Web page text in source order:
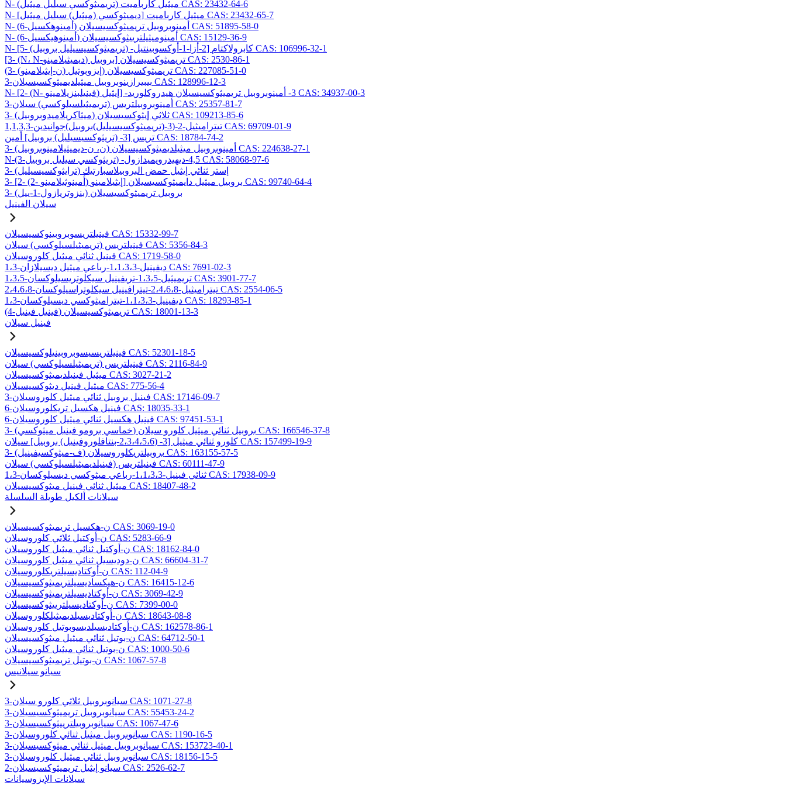
N- (تريميثوكسي سيليل ميثيل) ميثيل كارباميت CAS: 23432-64-6
N- [ديميثوكسي (ميثيل) سيليل ميثيل] ميثيل كارباميت CAS: 23432-65-7
N- (6-أمينوهكسيل) أمينوبروبيل تريميثوكسيسيلان CAS: 51895-58-0
N- (6-أمينوهيكسيل) أمينوميثيلترييثوكسيسيلان CAS: 15129-36-9
N- [5- (تريميثوكسيسيليل بروبيل) -2-أزا-1-أوكسوبينتيل] كابرولاكتام CAS: 106996-32-1
[3- (N، N-ديميثيلامينو) بروبيل] تريميثوكسيسيلان CAS: 2530-86-1
(3- (ن-إيثيلامينو) إيزوبوتيل) تريميثوكسيسيلان CAS: 227085-51-0
3-بيبيرازينوبروبيل ميثيلديميثوكسيسيلان CAS: 128996-12-3
N- [2- (N- فينيلبنزيلامينو) إيثيل] -3- أمينوبروبيل تريميثوكسيسيلان هيدروكلوريد CAS: 34937-00-3
3-أمينوبروبيلتريس (تريميثيلسيلوكسي) سيلان CAS: 25357-81-7
3- (ميثاكريلاميدوبروبيل) ثلاثي إيثوكسيسيلان CAS: 109213-85-6
1,1,3,3-تيتراميثيل-2-(3-(تريميثوكسيسيليل)بروبيل)جوانيدين CAS: 69709-01-9
تريس [3- (تريثوكسيسيليل) بروبيل] أمين CAS: 18784-74-2
3- (ن، ن-ديميثيلامينوبروبيل) أمينوبروبيل ميثيلديميثوكسيسيلان CAS: 224638-27-1
N-(3-تريثوكسي سيليل بروبيل) -4,5-ديهيدرويميدازول CAS: 58068-97-6
3- (ترايثوكسيسيليل) إستر ثنائي إيثيل حمض البروبيلاسبارتيك
3- [2- (2- أمينوثيلامينو) إيثيلامينو] بروبيل ميثيل دايميثوكسيسيلان CAS: 99740-64-4
3- (بنزوتريازول-1-ييل) بروبيل تريميثوكسيسيلان
سيلان الفينيل
فينيلتريسوبروبينوكسيسيلان CAS: 15332-99-7
فينيلتريس (تريميثيلسيلوكسي) سيلان CAS: 5356-84-3
فينيل ثنائي ميثيل كلوروسيلان CAS: 1719-58-0
1،3-ديفينيل-1،1،3،3-رباعي ميثيل ديسيلازان CAS: 7691-02-3
1،3،5-تريميثيل-1،3،5-تريفينيل سيكلوتريسيلوكسان CAS: 3901-77-7
2،4،6،8-تيتراميثيل-2،4،6،8-تيترافينيل سيكلوتراسيلوكسان CAS: 2554-06-5
1،3-ديفينيل-1،1،3،3-تيتراميثوكسي ديسيلوكسان CAS: 18293-85-1
(4-فينيل فينيل) تريميثوكسيسيلان CAS: 18001-13-3
فينيل سيلان
فينيلتريسيسوبروبينيلوكسيسيلان CAS: 52301-18-5
فينيلتريس (تريميثيلسيلوكسي) سيلان CAS: 2116-84-9
ميثيل فينيلديميثوكسيسيلان CAS: 3027-21-2
ميثيل فينيل ديثوكسيسيلان CAS: 775-56-4
3-فينيل بروبيل ثنائي ميثيل كلوروسيلان CAS: 17146-09-7
6-فينيل هكسيل تريكلوروسيلان CAS: 18035-33-1
6-فينيل هكسيل ثنائي ميثيل كلوروسيلان CAS: 97451-53-1
3- (خماسي برومو فينيل ميثوكسي) بروبيل ثنائي ميثيل كلورو سيلان CAS: 166546-37-8
كلورو ثنائي ميثيل [3- (2،3،4،5،6-بنتافلوروفينيل) بروبيل] سيلان CAS: 157499-19-9
3- (ف-ميثوكسيفينيل) بروبيلتريكلوروسيلان CAS: 163155-57-5
فينيلتريس (فينيلديميثيلسيلوكسي) سيلان CAS: 60111-47-9
1،3-ثنائي فينيل-1،1،3،3-رباعي ميثوكسي ديسيلوكسان CAS: 17938-09-9
ميثيل ثنائي فينيل ميثوكسيسيلان CAS: 18407-48-2
سيلانات ألكيل طويلة السلسلة
ن-هكسيل تريميثوكسيسيلان CAS: 3069-19-0
ن-أوكتيل ثلاثي كلوروسيلان CAS: 5283-66-9
ن-أوكتيل ثنائي ميثيل كلوروسيلان CAS: 18162-84-0
ن-دوديسيل ثنائي ميثيل كلوروسيلان CAS: 66604-31-7
ن-أوكتاديسيلتريكلوروسيلان CAS: 112-04-9
ن-هيكساديسيلتريميثوكسيسيلان CAS: 16415-12-6
ن-أوكتاديسيلتريميثوكسيسيلان CAS: 3069-42-9
ن-أوكتاديسيلترييثوكسيسيلان CAS: 7399-00-0
ن-أوكتاديسيلديميثيلكلوروسيلان CAS: 18643-08-8
ن-أوكتاديسيلديسوبوتيل كلوروسيلان CAS: 162578-86-1
ن-بوتيل ثنائي ميثيل ميثوكسيسيلان CAS: 64712-50-1
ن-بوتيل ثنائي ميثيل كلوروسيلان CAS: 1000-50-6
ن-بوتيل تريميثوكسيسيلان CAS: 1067-57-8
سيانو سيلانيس
3-سيانوبروبيل ثلاثي كلورو سيلان CAS: 1071-27-8
3-سيانوبروبيل تريميثوكسيسيلان CAS: 55453-24-2
3-سيانوبروبيلترييثوكسيسيلان CAS: 1067-47-6
3-سيانوبروبيل ميثيل ثنائي كلوروسيلان CAS: 1190-16-5
3-سيانوبروبيل ميثيل ثنائي ميثوكسيسيلان CAS: 153723-40-1
3-سيانوبروبيل ثنائي ميثيل كلوروسيلان CAS: 18156-15-5
2-سيانو إيثيل تريميثوكسيسيلان CAS: 2526-62-7
سيلانات الإيزوسيانات